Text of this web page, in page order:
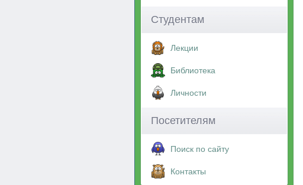
Студентам
Лекции
Библиотека
Личности
Посетителям
Поиск по сайту
Контакты